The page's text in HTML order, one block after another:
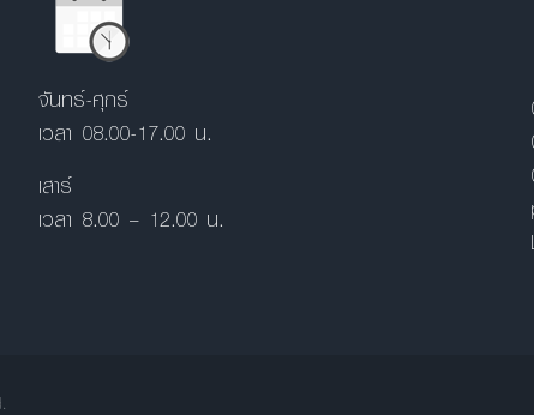
จันทร์-ศุกร์
เวลา 08.00-17.00 น.
เสาร์
เวลา 8.00 – 12.00 น.